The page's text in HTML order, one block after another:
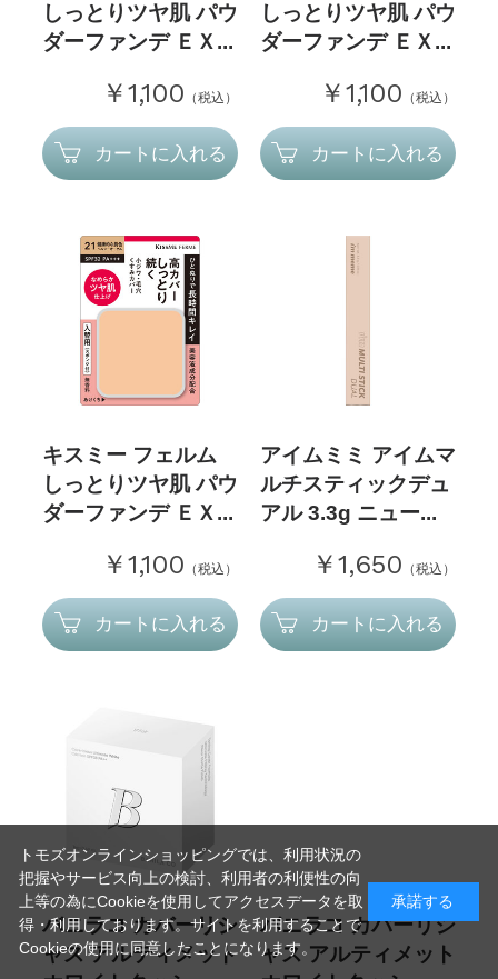
しっとりツヤ肌 パウ
ダーファンデ ＥＸ...
￥1,100 （税込）
カートに入れる
しっとりツヤ肌 パウ
ダーファンデ ＥＸ...
￥1,100 （税込）
カートに入れる
キスミー フェルム
しっとりツヤ肌 パウ
ダーファンデ ＥＸ...
￥1,100 （税込）
カートに入れる
アイムミミ アイムマ
ルチスティックデュ
アル 3.3g ニュー...
￥1,650 （税込）
カートに入れる
バニラコ カバーリシ
ャス アルティメット
バニラコ カバーリシ
ャス アルティメット
トモズオンラインショッピングでは、利用状況の
把握やサービス向上の検討、利用者の利便性の向
上等の為にCookieを使用してアクセスデータを取
得・利用しております。サイトを利用することで
Cookieの使用に同意したことになります。
承諾する